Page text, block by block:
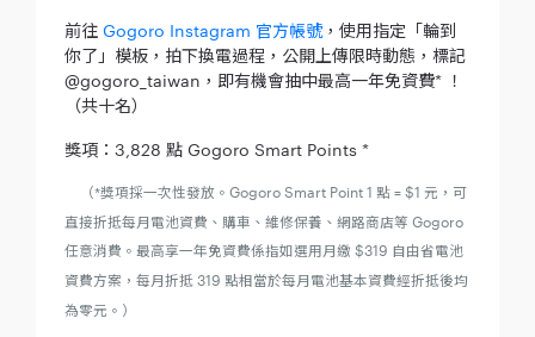
前往 Gogoro Instagram 官方帳號，使用指定「輪到
你了」模板，拍下換電過程，公開上傳限時動態，標記
@gogoro_taiwan，即有機會抽中最高一年免資費* ！
（共十名）
獎項：3,828 點 Gogoro Smart Points *
（*獎項採一次性發放。Gogoro Smart Point 1 點 = $1 元，可
直接折抵每月電池資費、購車、維修保養、網路商店等 Gogoro
任意消費。最高享一年免資費係指如選用月繳 $319 自由省電池
資費方案，每月折抵 319 點相當於每月電池基本資費經折抵後均
為零元。）